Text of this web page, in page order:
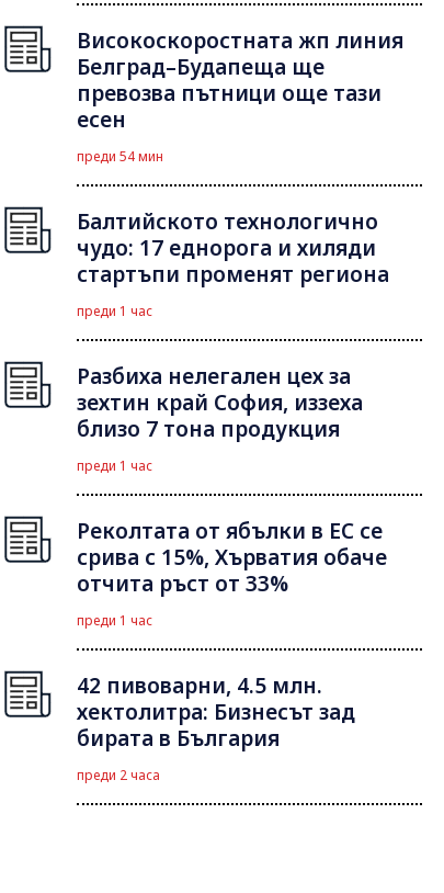
Високоскоростната жп линия
Белград–Будапеща ще
превозва пътници още тази
есен
преди 54 мин
Балтийското технологично
чудо: 17 еднорога и хиляди
стартъпи променят региона
преди 1 час
Разбиха нелегален цех за
зехтин край София, иззеха
близо 7 тона продукция
преди 1 час
Реколтата от ябълки в ЕС се
срива с 15%, Хърватия обаче
отчита ръст от 33%
преди 1 час
42 пивоварни, 4.5 млн.
хектолитра: Бизнесът зад
бирата в България
преди 2 часа